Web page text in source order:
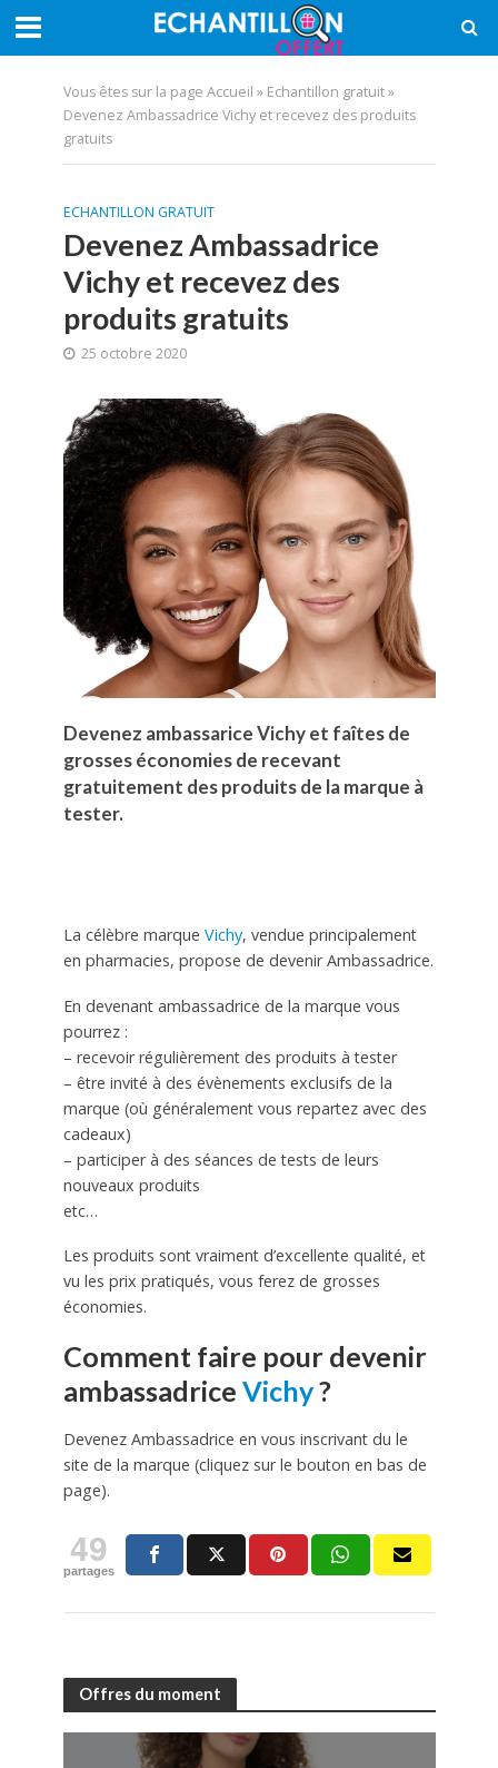
Vous êtes sur la page Accueil » Echantillon gratuit»
Devenez Ambassadrice Vichy et recevez des produits
gratuits
ECHANTILLON GRATUIT
Devenez Ambassadrice
Vichy et recevez des
produits gratuits
25 octobre 2020
Devenez ambassarice Vichy et faîtes de
grosses économies de recevant
gratuitement des produits de la marque à
tester.
La célèbre marque Vichy, vendue principalement
en pharmacies, propose de devenir Ambassadrice.
En devenant ambassadrice de la marque vous
pourrez :
– recevoir régulièrement des produits à tester
– être invité à des évènements exclusifs de la
marque (où généralement vous repartez avec des
cadeaux)
– participer à des séances de tests de leurs
nouveaux produits
etc…
Les produits sont vraiment d’excellente qualité, et
vu les prix pratiqués, vous ferez de grosses
économies.
Comment faire pour devenir
ambassadrice Vichy?
Devenez Ambassadrice en vous inscrivant du le
site de la marque (cliquez sur le bouton en bas de
page).
49
partages
Offres du moment